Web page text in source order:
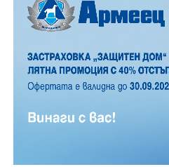
12 АВГУСТ (сряда)
19:00ч. „Книга за книга“ –
друга, обсъди заглавия и
20:00ч. Концерт на група
Zov&Vakavliev, Toria
21:30ч. Коктейли и музика